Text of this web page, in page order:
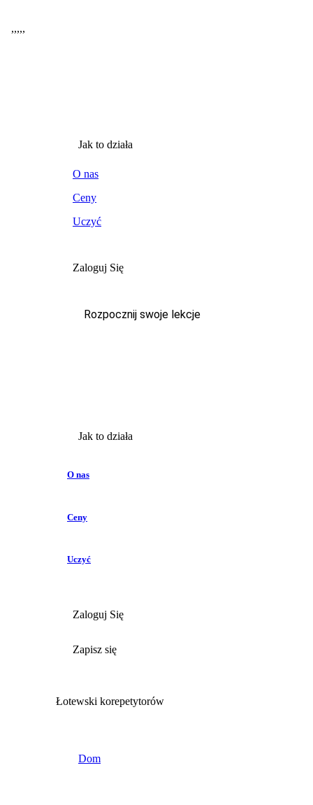
,,,,,
Jak to działa
O nas
Ceny
Uczyć
Zaloguj Się
Rozpocznij swoje lekcje
Jak to działa
O nas
Ceny
Uczyć
Zaloguj Się
Zapisz się
Łotewski korepetytorów
Dom